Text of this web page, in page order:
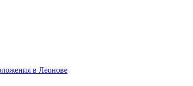
в Леонове